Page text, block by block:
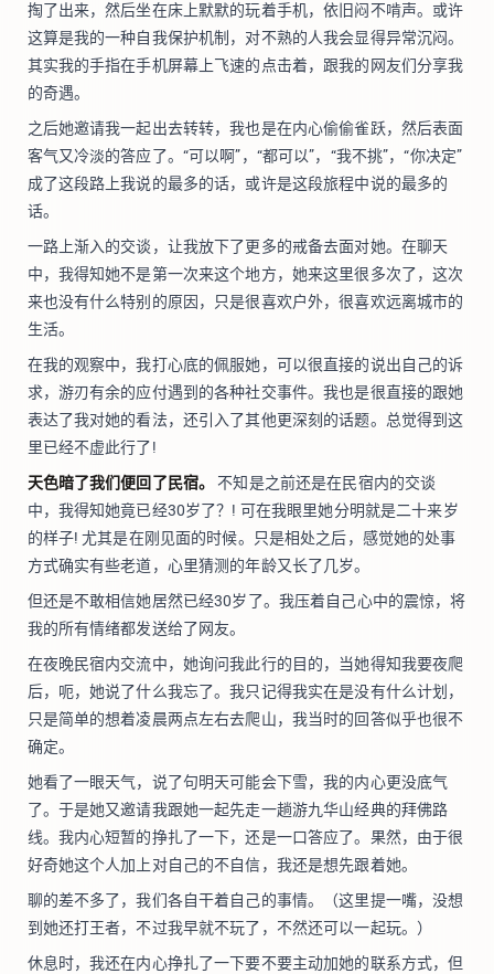
掏了出来，然后坐在床上默默的玩着手机，依旧闷不啃声。或许
这算是我的一种自我保护机制，对不熟的人我会显得异常沉闷。
其实我的手指在手机屏幕上飞速的点击着，跟我的网友们分享我
的奇遇。
之后她邀请我一起出去转转，我也是在内心偷偷雀跃，然后表面
客气又冷淡的答应了。“可以啊”，“都可以”，“我不挑”，“你决定”
成了这段路上我说的最多的话，或许是这段旅程中说的最多的
话。
一路上渐入的交谈，让我放下了更多的戒备去面对她。在聊天
中，我得知她不是第一次来这个地方，她来这里很多次了，这次
来也没有什么特别的原因，只是很喜欢户外，很喜欢远离城市的
生活。
在我的观察中，我打心底的佩服她，可以很直接的说出自己的诉
求，游刃有余的应付遇到的各种社交事件。我也是很直接的跟她
表达了我对她的看法，还引入了其他更深刻的话题。总觉得到这
里已经不虚此行了!
天色暗了我们便回了民宿。
不知是之前还是在民宿内的交谈
中，我得知她竟已经30岁了？! 可在我眼里她分明就是二十来岁
的样子! 尤其是在刚见面的时候。只是相处之后，感觉她的处事
方式确实有些老道，心里猜测的年龄又长了几岁。
但还是不敢相信她居然已经30岁了。我压着自己心中的震惊，将
我的所有情绪都发送给了网友。
在夜晚民宿内交流中，她询问我此行的目的，当她得知我要夜爬
后，呃，她说了什么我忘了。我只记得我实在是没有什么计划，
只是简单的想着凌晨两点左右去爬山，我当时的回答似乎也很不
确定。
她看了一眼天气，说了句明天可能会下雪，我的内心更没底气
了。于是她又邀请我跟她一起先走一趟游九华山经典的拜佛路
线。我内心短暂的挣扎了一下，还是一口答应了。果然，由于很
好奇她这个人加上对自己的不自信，我还是想先跟着她。
聊的差不多了，我们各自干着自己的事情。（这里提一嘴，没想
到她还打王者，不过我早就不玩了，不然还可以一起玩。）
休息时，我还在内心挣扎了一下要不要主动加她的联系方式，但